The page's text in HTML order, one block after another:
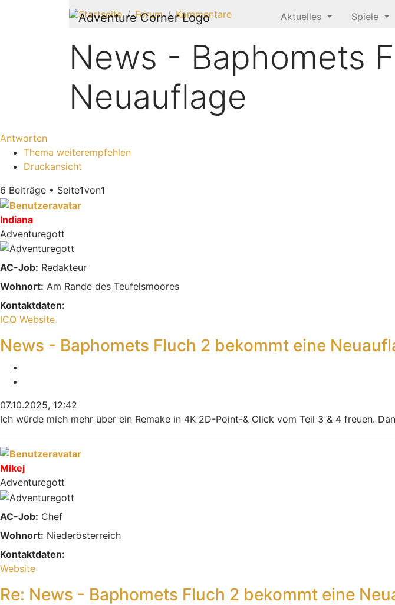
Aktuelles Spiele
Startseite Forum Kommentare
News - Baphomets
Neuauflage
Antworten
Thema weiterempfehlen
Druckansicht
6 Beiträge • Seite1von1
Indiana
Adventuregott
AC-Job: Redakteur
Wohnort: Am Rande des Teufelsmoores
Kontaktdaten:
Kontaktdaten von Indiana
ICQ Website
News - Baphomets Fluch 2 bekommt eine
07.10.2025, 12:42
Ich würde mich mehr über ein Remake in 4K 2D-Point-& Click vom Teil 3 & 4 freuen.
Nach oben
Mikej
Adventuregott
AC-Job: Chef
Wohnort: Niederösterreich
Kontaktdaten:
Kontaktdaten von Mikej
Website
Re: News - Baphomets Fluch 2 bekommt eine